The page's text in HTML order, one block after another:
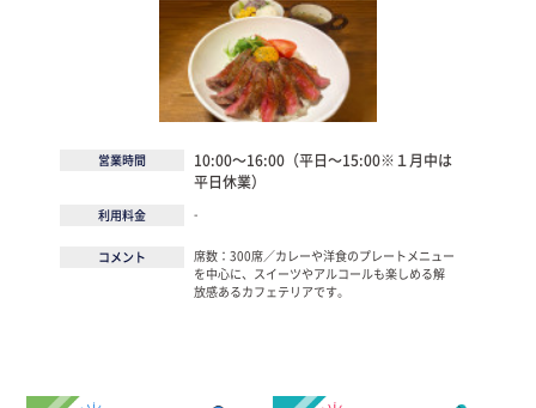
営業時間
10:00～16:00（平日～15:00※１月中は
平日休業）
利用料金 -
コメント
席数：300席／カレーや洋食のプレートメニュー
を中心に、スイーツやアルコールも楽しめる解
放感あるカフェテリアです。